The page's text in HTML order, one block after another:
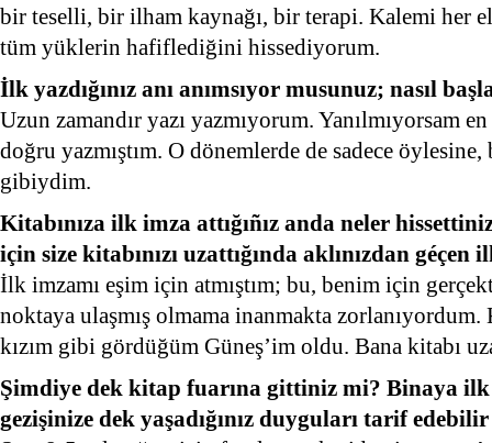
bir teselli, bir ilham kaynağı, bir terapi. Kalemi her
tüm yüklerin hafiflediğini hissediyorum.
İlk yazdığınız anı anımsıyor musunuz; nasıl
Uzun zamandır yazı yazmıyorum. Yanılmıyorsam
doğru yazmıştım. O dönemlerde de sadece
gibiydim.
Kitabınıza ilk imza attığıñız anda neler
için size kitabınızı uzattığında aklınızdan
İlk imzamı eşim için atmıştım; bu, benim için
noktaya ulaşmış olmama inanmakta
kızım gibi gördüğüm Güneş’im oldu. Bana kitabı
Şimdiye dek kitap fuarına gittiniz mi? Binaya
gezişinize dek yaşadığınız duyguları tarif